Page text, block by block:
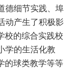
德细节实践、埠
动产生了积极影
校的综合实践校
学的生活化教
的球类教学等等